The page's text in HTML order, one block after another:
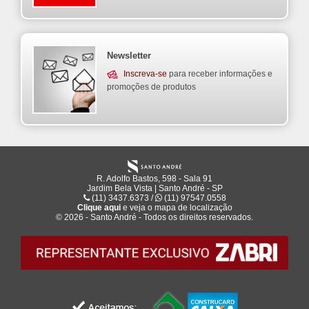
Newsletter
Inscreva-se para receber informações e
promoções de produtos
R. Adolfo Bastos, 598 - Sala 91
Jardim Bela Vista | Santo André - SP
(11) 3437.6373 /
(11) 97547.0558
Clique aquie veja o mapa de localização
© 2026 - Santo André - Todos os direitos reservados.